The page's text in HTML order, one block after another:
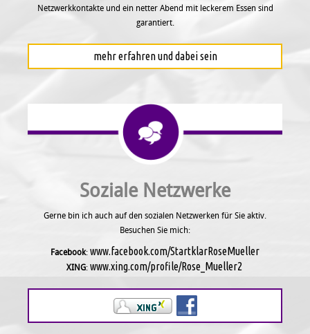
Netzwerkkontakte und ein netter Abend mit leckerem Essen sind
garantiert.
mehr erfahren und dabei sein
Soziale Netzwerke
Gerne bin ich auch auf den sozialen Netzwerken für Sie aktiv.
Besuchen Sie mich:
Facebook: www.facebook.com/StartklarRoseMueller
XING: www.xing.com/profile/Rose_Mueller2